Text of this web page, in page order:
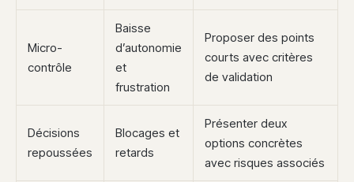
Micro-
contrôle
Baisse
d’autonomie
et
frustration
Proposer des points
courts avec critères
de validation
Décisions
repoussées
Blocages et
retards
Présenter deux
options concrètes
avec risques associés